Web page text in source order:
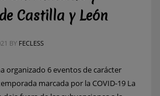
Castilla y León
BY FECLESS
organizado 6 eventos de carácter
marcada por la COVID-19 La